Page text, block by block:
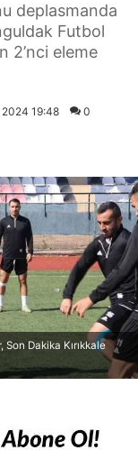
deplasmanda
Futbol
2’nci eleme
19:48 0
Son Dakika Kırıkkale